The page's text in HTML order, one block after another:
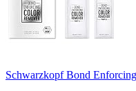
Schwarzkopf Bond